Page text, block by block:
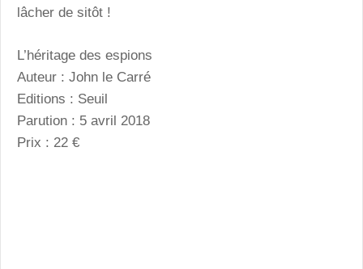
lâcher de sitôt !
L’héritage des espions
Auteur : John le Carré
Editions : Seuil
Parution : 5 avril 2018
Prix : 22 €